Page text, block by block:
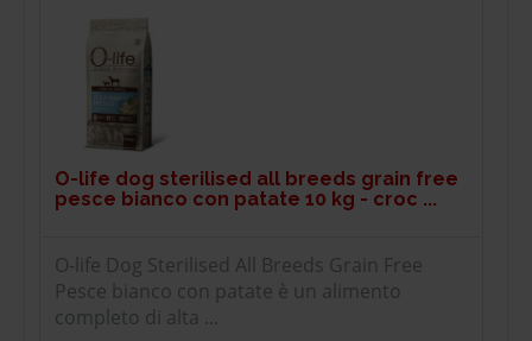
O-life dog sterilised all breeds grain free
pesce bianco con patate 10 kg - croc ...
O-life Dog Sterilised All Breeds Grain Free
Pesce bianco con patate è un alimento
completo di alta ...